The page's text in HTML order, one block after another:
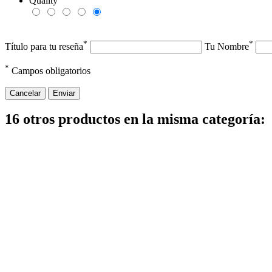
Título para tu reseña* Tu Nombre*
* Campos obligatorios
Cancelar Enviar
16 otros productos en la misma categoría: